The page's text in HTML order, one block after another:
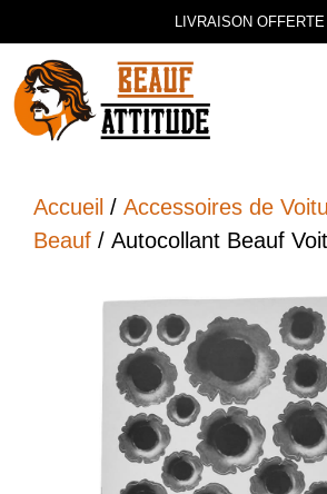
au
contenu
LIVRAISON OFFERTE
Accueil / Accessoires de
Beauf / Autocollant Beauf